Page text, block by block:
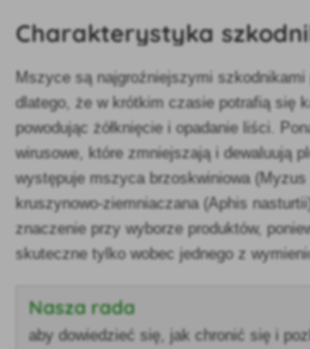
Charakterystyka
Mszyce są najgroźniejszymi
dlatego, że w krótkim czasie potrafią się
powodując żółknięcie i opadanie liści.
wirusowe, które zmniejszają i dewaluują
występuje mszyca brzoskwiniowa
kruszynowo-ziemniaczana (Aphis
znaczenie przy wyborze produktów,
skuteczne tylko wobec jednego z
Nasza rada
aby dowiedzieć się, jak chronić się i